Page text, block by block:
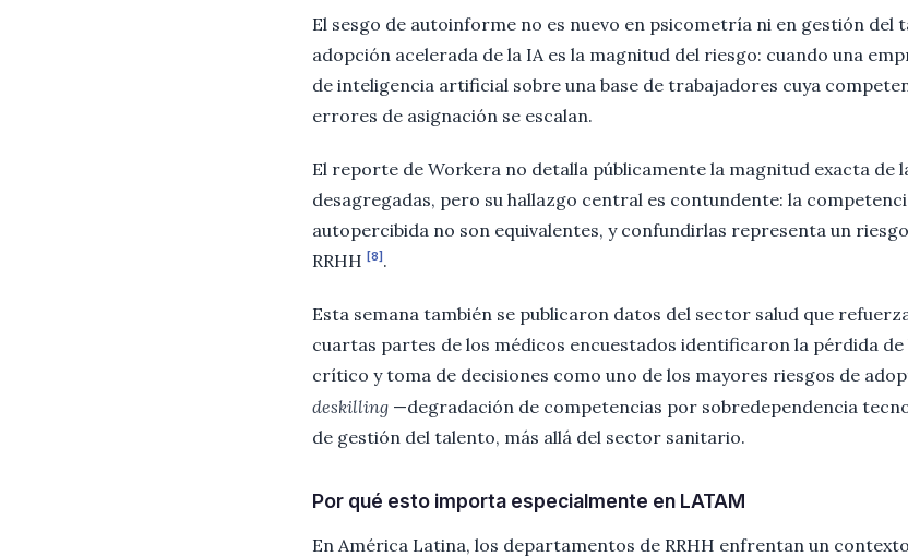
El sesgo de autoinforme no es nuevo en psicometría ni en gestión del
adopción acelerada de la IA es la magnitud del riesgo: cuando una
de inteligencia artificial sobre una base de trabajadores cuya
errores de asignación se escalan.
El reporte de Workera no detalla públicamente la magnitud exacta de
desagregadas, pero su hallazgo central es contundente: la
autopercibida no son equivalentes, y confundirlas representa un
RRHH [8] .
Esta semana también se publicaron datos del sector salud que
cuartas partes de los médicos encuestados identificaron la pérdida de
crítico y toma de decisiones como uno de los mayores riesgos de
deskilling —degradación de competencias por sobredependencia
de gestión del talento, más allá del sector sanitario.
Por qué esto importa especialmente en LATAM
En América Latina, los departamentos de RRHH enfrentan un